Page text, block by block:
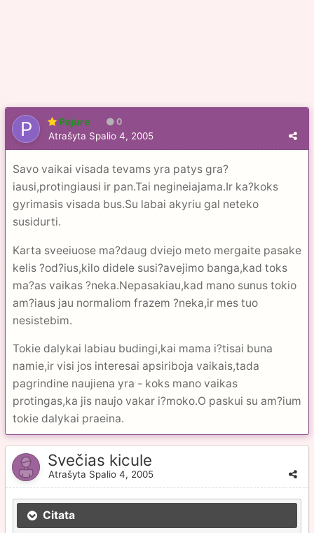
Pajure 0
Atrašyta Spalio 4, 2005
Savo vaikai visada tevams yra patys gra?
iausi,protingiausi ir pan.Tai negineiajama.Ir ka?koks
gyrimasis visada bus.Su labai akyriu gal neteko
susidurti.
Karta sveeiuose ma?daug dviejo meto mergaite pasake
kelis ?od?ius,kilo didele susi?avejimo banga,kad toks
ma?as vaikas ?neka.Nepasakiau,kad mano sunus tokio
am?iaus jau normaliom frazem ?neka,ir mes tuo
nesistebim.
Tokie dalykai labiau budingi,kai mama i?tisai buna
namie,ir visi jos interesai apsiriboja vaikais,tada
pagrindine naujiena yra - koks mano vaikas
protingas,ka jis naujo vakar i?moko.O paskui su am?ium
tokie dalykai praeina.
Svečias kicule
Atrašyta Spalio 4, 2005
Citata